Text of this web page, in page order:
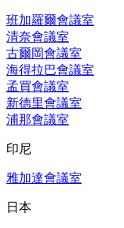
班加羅爾會議室
清奈會議室
古爾岡會議室
海得拉巴會議室
孟買會議室
新德里會議室
浦那會議室
印尼
雅加達會議室
日本